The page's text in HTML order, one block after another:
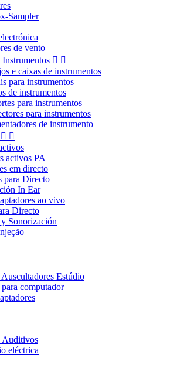
Sampler
de vento
 
e caixas de instrumentos
para instrumentos
de instrumentos
para instrumentos
para instrumentos
de instrumento
 
activos PA
em directo
para Directo
In Ear
ao vivo
Directo
Sonorización
Estúdio
computador
Auditivos
eléctrica